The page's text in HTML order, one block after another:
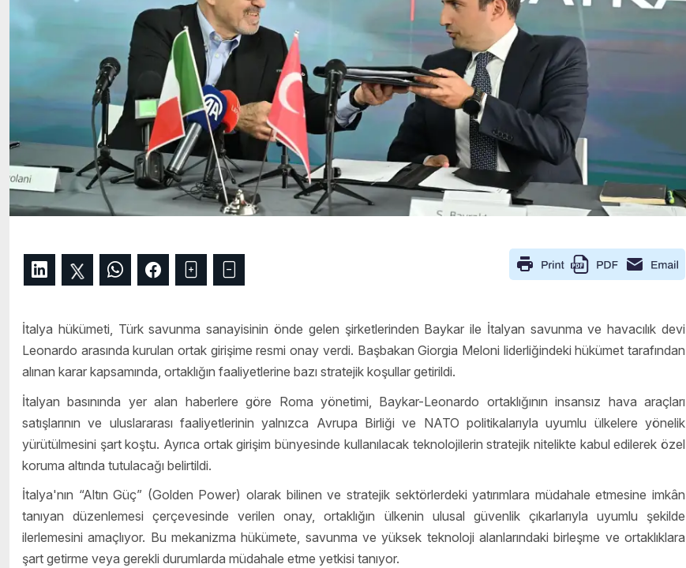
İtalya hükümeti, Türk savunma sanayisinin önde gelen şirketlerinden Baykar ile İtalyan savunma ve havacılık devi
Leonardo arasında kurulan ortak girişime resmi onay verdi. Başbakan Giorgia Meloni liderliğindeki hükümet tarafından
alınan karar kapsamında, ortaklığın faaliyetlerine bazı stratejik koşullar getirildi.
İtalyan basınında yer alan haberlere göre Roma yönetimi, Baykar-Leonardo ortaklığının insansız hava araçları
satışlarının ve uluslararası faaliyetlerinin yalnızca Avrupa Birliği ve NATO politikalarıyla uyumlu ülkelere yönelik
yürütülmesini şart koştu. Ayrıca ortak girişim bünyesinde kullanılacak teknolojilerin stratejik nitelikte kabul edilerek özel
koruma altında tutulacağı belirtildi.
İtalya'nın “Altın Güç” (Golden Power) olarak bilinen ve stratejik sektörlerdeki yatırımlara müdahale etmesine imkân
tanıyan düzenlemesi çerçevesinde verilen onay, ortaklığın ülkenin ulusal güvenlik çıkarlarıyla uyumlu şekilde
ilerlemesini amaçlıyor. Bu mekanizma hükümete, savunma ve yüksek teknoloji alanlarındaki birleşme ve ortaklıklara
şart getirme veya gerekli durumlarda müdahale etme yetkisi tanıyor.